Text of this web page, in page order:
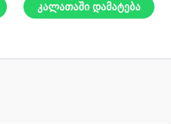
კალათაში დამატება